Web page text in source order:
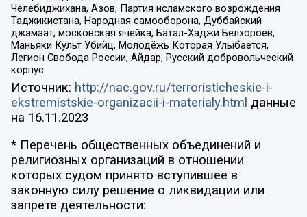
Челебиджихана, Азов, Партия исламского возрождения
Таджикистана, Народная самооборона, Дуббайский
джамаат, московская ячейка, Батал-Хаджи Белхороев,
Маньяки Культ Убийц, Молодёжь Которая Улыбается,
Легион Свобода России, Айдар, Русский добровольческий
корпус
Источник: http://nac.gov.ru/terroristicheskie-i-
ekstremistskie-organizacii-i-materialy.html данные
на 16.11.2023
* Перечень общественных объединений и
религиозных организаций в отношении
которых судом принято вступившее в
законную силу решение о ликвидации или
запрете деятельности: